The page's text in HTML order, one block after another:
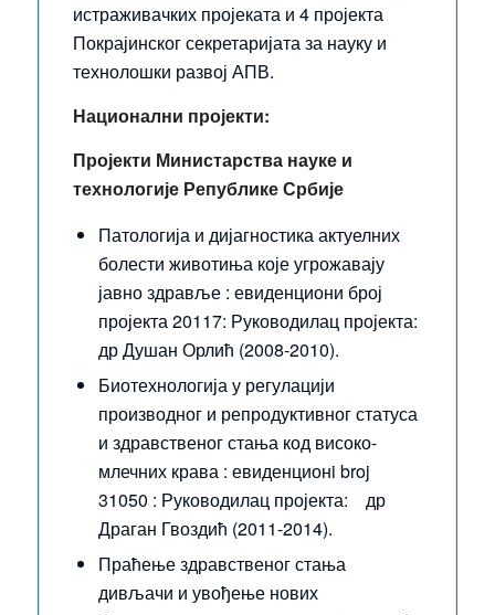
истраживачких пројеката и 4 пројекта
Покрајинског секретаријата за науку и
технолошки развој АПВ.
Национални пројекти:
Пројекти Министарства науке и
технологије Републике Србије
Патологија и дијагностика актуелних
болести животиња које угрожавају
јавно здравље : евиденциони број
пројекта 20117: Руководилац пројекта:
др Душан Орлић (2008-2010).
Биотехнологија у регулацији
производног и репродуктивног статуса
и здравственог стања код високо-
млечних крава : евиденционi broj
31050 : Руководилац пројекта: др
Драган Гвоздић (2011-2014).
Праћење здравственог стања
дивљачи и увођење нових